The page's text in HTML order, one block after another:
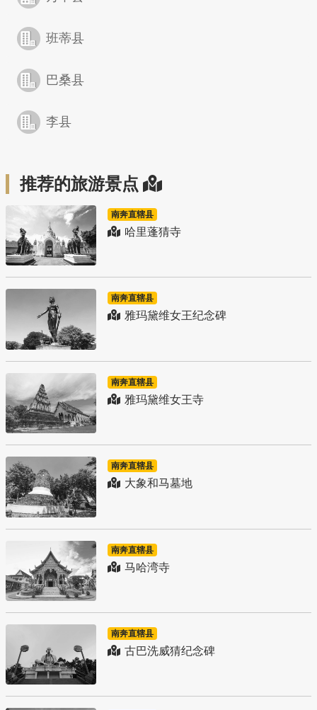
班蒂县
巴桑县
李县
推荐的旅游景点
南奔直辖县
哈里蓬猜寺
南奔直辖县
雅玛黛维女王纪念碑
南奔直辖县
雅玛黛维女王寺
南奔直辖县
大象和马墓地
南奔直辖县
马哈湾寺
南奔直辖县
古巴洗威猜纪念碑